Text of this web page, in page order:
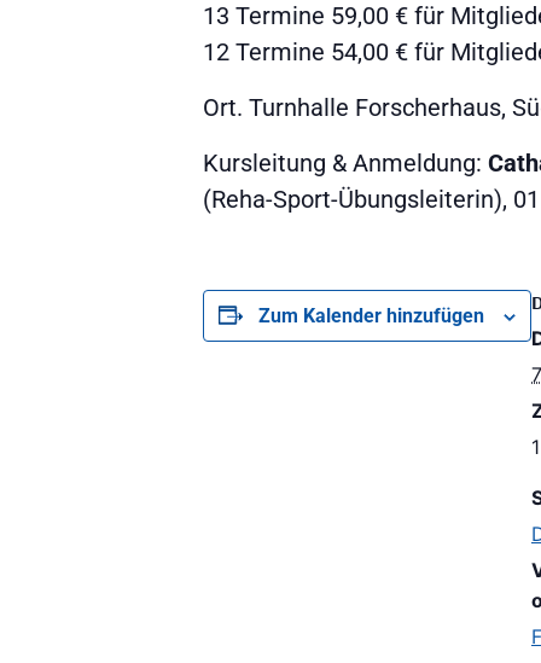
13 Termine 59,00 € für
12 Termine 54,00 € für
Ort. Turnhalle Forscherhaus,
Kursleitung & Anmeldung:
(Reha-Sport-Übungsleiterin),
Zum Kalender hinzufügen